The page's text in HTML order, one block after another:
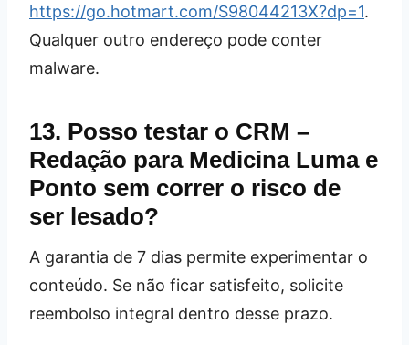
https://go.hotmart.com/S98044213X?dp=1.
Qualquer outro endereço pode conter
malware.
13. Posso testar o CRM –
Redação para Medicina Luma e
Ponto sem correr o risco de
ser lesado?
A garantia de 7 dias permite experimentar o
conteúdo. Se não ficar satisfeito, solicite
reembolso integral dentro desse prazo.